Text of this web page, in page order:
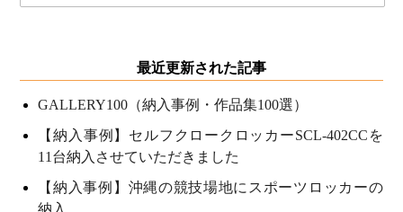
最近更新された記事
GALLERY100（納入事例・作品集100選）
【納入事例】セルフクロークロッカーSCL-402CCを
11台納入させていただきました
【納入事例】沖縄の競技場地にスポーツロッカーの
納入